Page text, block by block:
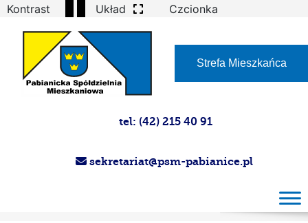
Kontrast Układ Czcionka
Strefa Mieszkańca
tel: (42) 215 40 91
sekretariat@psm-pabianice.pl